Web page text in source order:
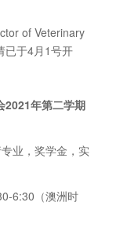
of Veterinary
已于4月1号开
2021年第二学期
业，奖学金，实
6:30（澳洲时